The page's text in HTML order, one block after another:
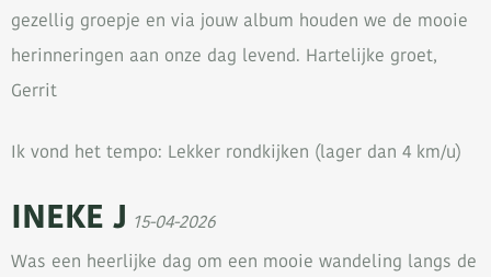
gezellig groepje en via jouw album houden we de mooie
herinneringen aan onze dag levend. Hartelijke groet,
Gerrit
Ik vond het tempo: Lekker rondkijken (lager dan 4 km/u)
INEKE J 15-04-2026
Was een heerlijke dag om een mooie wandeling langs de